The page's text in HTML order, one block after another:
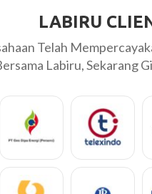
LABIRU tour langsung trip jauh
joss .. mulai dari penjemputan
LABIRU
Telah
Labiru, Sekarang